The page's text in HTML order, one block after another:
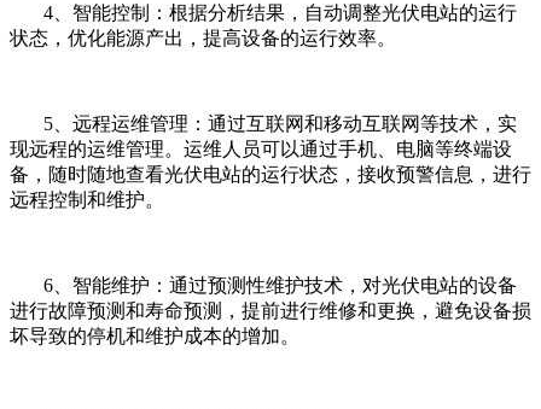
4、智能控制：根据分析结果，自动调整光伏电站的运行
状态，优化能源产出，提高设备的运行效率。
5、远程运维管理：通过互联网和移动互联网等技术，实
现远程的运维管理。运维人员可以通过手机、电脑等终端设
备，随时随地查看光伏电站的运行状态，接收预警信息，进行
远程控制和维护。
6、智能维护：通过预测性维护技术，对光伏电站的设备
进行故障预测和寿命预测，提前进行维修和更换，避免设备损
坏导致的停机和维护成本的增加。